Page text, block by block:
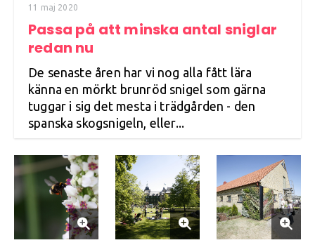
11 maj 2020
Passa på att minska antal sniglar
redan nu
De senaste åren har vi nog alla fått lära
känna en mörkt brunröd snigel som gärna
tuggar i sig det mesta i trädgården - den
spanska skogsnigeln, eller...